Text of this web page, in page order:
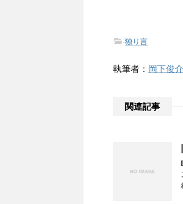
-独り言
執筆者： 岡下俊介
関連記事